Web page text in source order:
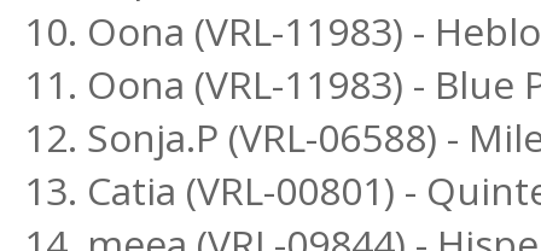
10. Oona (VRL-11983) -
11. Oona (VRL-11983) -
12. Sonja.P (VRL-06588) -
13. Catia (VRL-00801) -